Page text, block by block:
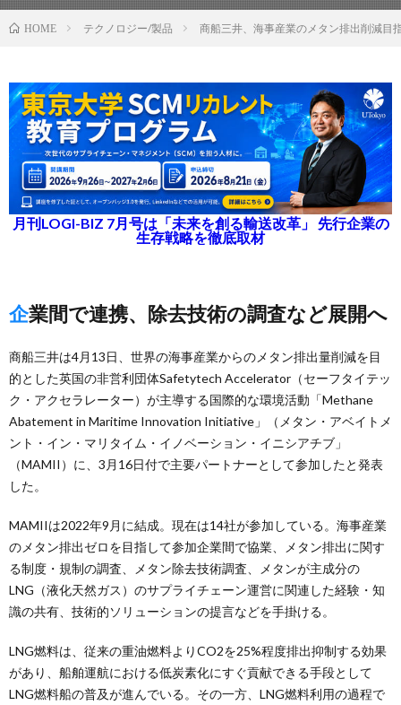
HOME テクノロジー/製品 商船三井、海事産業のメタン排出削減目
月刊LOGI-BIZ 7月号は「未来を創る輸送改革」 先行企業の
生存戦略を徹底取材
企業間で連携、除去技術の調査など展開へ
商船三井は4月13日、世界の海事産業からのメタン排出量削減を目
的とした英国の非営利団体Safetytech Accelerator（セーフタイテッ
ク・アクセラレーター）が主導する国際的な環境活動「Methane
Abatement in Maritime Innovation Initiative」（メタン・アベイトメ
ント・イン・マリタイム・イノベーション・イニシアチブ」
（MAMII）に、3月16日付で主要パートナーとして参加したと発表
した。
MAMIIは2022年9月に結成。現在は14社が参加している。海事産業
のメタン排出ゼロを目指して参加企業間で協業、メタン排出に関す
る制度・規制の調査、メタン除去技術調査、メタンが主成分の
LNG（液化天然ガス）のサプライチェーン運営に関連した経験・知
識の共有、技術的ソリューションの提言などを手掛ける。
LNG燃料は、従来の重油燃料よりCO2を25%程度排出抑制する効果
があり、船舶運航における低炭素化にすぐ貢献できる手段として
LNG燃料船の普及が進んでいる。その一方、LNG燃料利用の過程で